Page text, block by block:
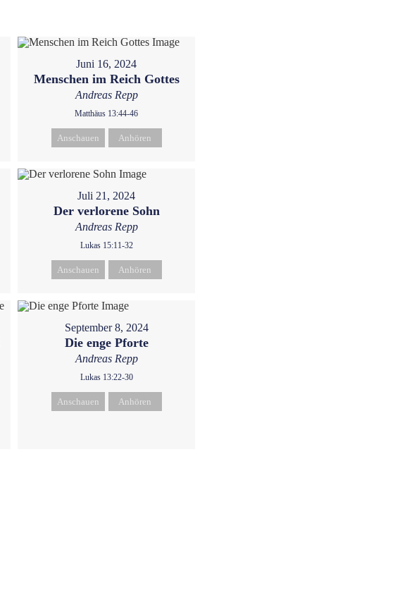
Juni 16, 2024
Menschen im Reich Gottes
Andreas Repp
Matthäus 13:44-46
Anschauen Anhören
Juli 21, 2024
Der verlorene Sohn
Andreas Repp
Lukas 15:11-32
Anschauen Anhören
September 8, 2024
Die enge Pforte
Andreas Repp
Lukas 13:22-30
Anschauen Anhören